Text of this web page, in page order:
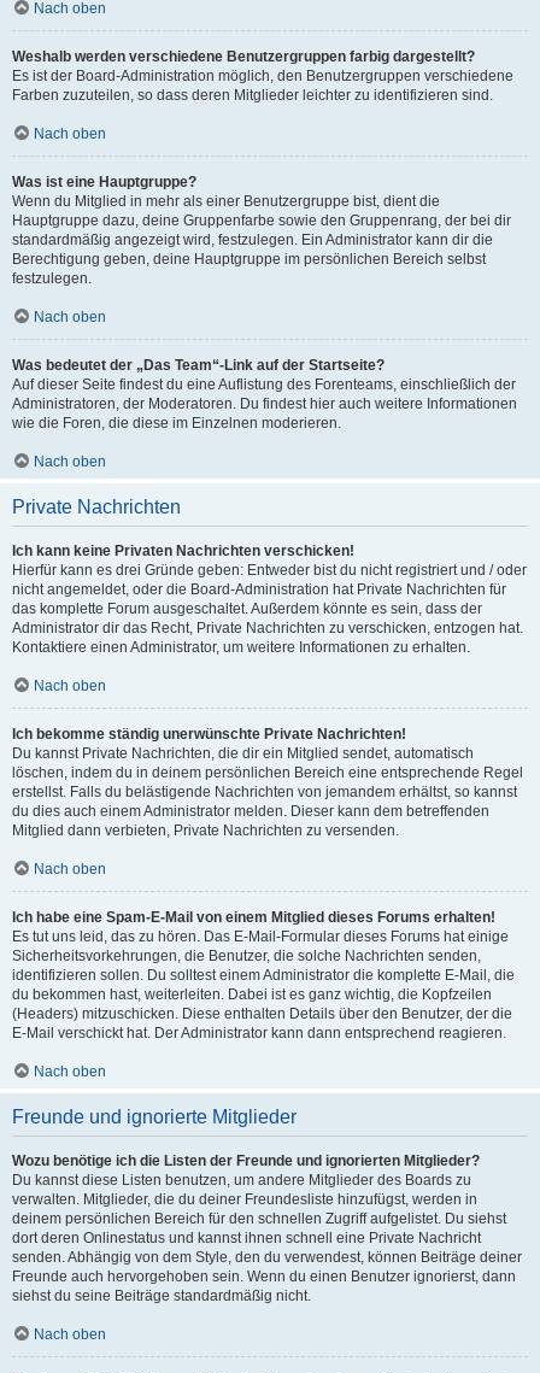
Nach oben
Weshalb werden verschiedene Benutzergruppen farbig dargestellt?
Es ist der Board-Administration möglich, den Benutzergruppen verschiedene
Farben zuzuteilen, so dass deren Mitglieder leichter zu identifizieren sind.
Nach oben
Was ist eine Hauptgruppe?
Wenn du Mitglied in mehr als einer Benutzergruppe bist, dient die
Hauptgruppe dazu, deine Gruppenfarbe sowie den Gruppenrang, der bei dir
standardmäßig angezeigt wird, festzulegen. Ein Administrator kann dir die
Berechtigung geben, deine Hauptgruppe im persönlichen Bereich selbst
festzulegen.
Nach oben
Was bedeutet der „Das Team“-Link auf der Startseite?
Auf dieser Seite findest du eine Auflistung des Forenteams, einschließlich der
Administratoren, der Moderatoren. Du findest hier auch weitere Informationen
wie die Foren, die diese im Einzelnen moderieren.
Nach oben
Private Nachrichten
Ich kann keine Privaten Nachrichten verschicken!
Hierfür kann es drei Gründe geben: Entweder bist du nicht registriert und / oder
nicht angemeldet, oder die Board-Administration hat Private Nachrichten für
das komplette Forum ausgeschaltet. Außerdem könnte es sein, dass der
Administrator dir das Recht, Private Nachrichten zu verschicken, entzogen hat.
Kontaktiere einen Administrator, um weitere Informationen zu erhalten.
Nach oben
Ich bekomme ständig unerwünschte Private Nachrichten!
Du kannst Private Nachrichten, die dir ein Mitglied sendet, automatisch
löschen, indem du in deinem persönlichen Bereich eine entsprechende Regel
erstellst. Falls du belästigende Nachrichten von jemandem erhältst, so kannst
du dies auch einem Administrator melden. Dieser kann dem betreffenden
Mitglied dann verbieten, Private Nachrichten zu versenden.
Nach oben
Ich habe eine Spam-E-Mail von einem Mitglied dieses Forums erhalten!
Es tut uns leid, das zu hören. Das E-Mail-Formular dieses Forums hat einige
Sicherheitsvorkehrungen, die Benutzer, die solche Nachrichten senden,
identifizieren sollen. Du solltest einem Administrator die komplette E-Mail, die
du bekommen hast, weiterleiten. Dabei ist es ganz wichtig, die Kopfzeilen
(Headers) mitzuschicken. Diese enthalten Details über den Benutzer, der die
E-Mail verschickt hat. Der Administrator kann dann entsprechend reagieren.
Nach oben
Freunde und ignorierte Mitglieder
Wozu benötige ich die Listen der Freunde und ignorierten Mitglieder?
Du kannst diese Listen benutzen, um andere Mitglieder des Boards zu
verwalten. Mitglieder, die du deiner Freundesliste hinzufügst, werden in
deinem persönlichen Bereich für den schnellen Zugriff aufgelistet. Du siehst
dort deren Onlinestatus und kannst ihnen schnell eine Private Nachricht
senden. Abhängig von dem Style, den du verwendest, können Beiträge deiner
Freunde auch hervorgehoben sein. Wenn du einen Benutzer ignorierst, dann
siehst du seine Beiträge standardmäßig nicht.
Nach oben